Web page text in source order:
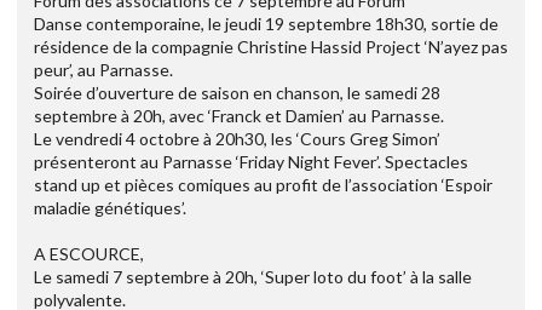
Danse contemporaine, le jeudi 19 septembre 18h30, sortie de
résidence de la compagnie Christine Hassid Project ‘N’ayez pas
peur’, au Parnasse.
Soirée d’ouverture de saison en chanson, le samedi 28
septembre à 20h, avec ‘Franck et Damien’ au Parnasse.
Le vendredi 4 octobre à 20h30, les ‘Cours Greg Simon’
présenteront au Parnasse ‘Friday Night Fever’. Spectacles
stand up et pièces comiques au profit de l’association ‘Espoir
maladie génétiques’.
A ESCOURCE,
Le samedi 7 septembre à 20h, ‘Super loto du foot’ à la salle
polyvalente.